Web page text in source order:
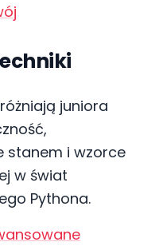
juniora
stanem i wzorce
w świat
Pythona.